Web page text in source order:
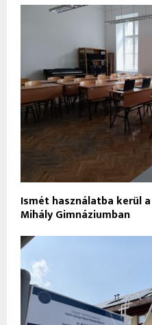
Ismét használatba kerül
Mihály Gimnáziumban